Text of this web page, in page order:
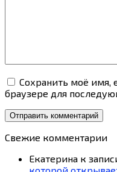
Сохранить моё имя,
браузере для
Свежие комментарии
Екатерина к
которой